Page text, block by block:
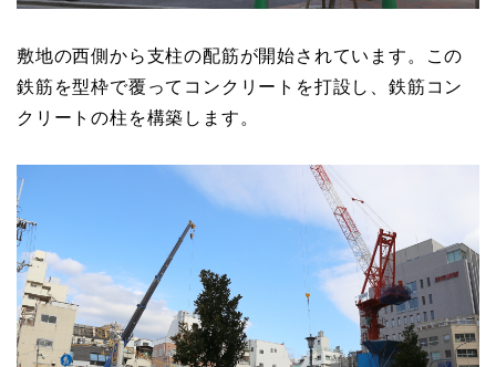
敷地の西側から支柱の配筋が開始されています。この
鉄筋を型枠で覆ってコンクリートを打設し、鉄筋コン
クリートの柱を構築します。